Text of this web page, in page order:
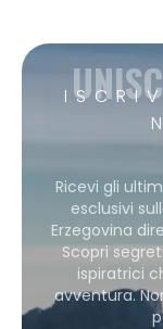
Ricevi gli
esclusivi
Erzegovina
Scopri
ispiratrici
avventura.